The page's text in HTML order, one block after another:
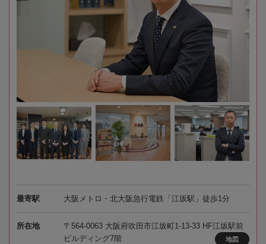
最寄駅 大阪メトロ・北大阪急行電鉄「江坂駅」徒歩1分
所在地
〒564-0063 大阪府吹田市江坂町1-13-33 HF江坂駅前
ビルディング7階
地図